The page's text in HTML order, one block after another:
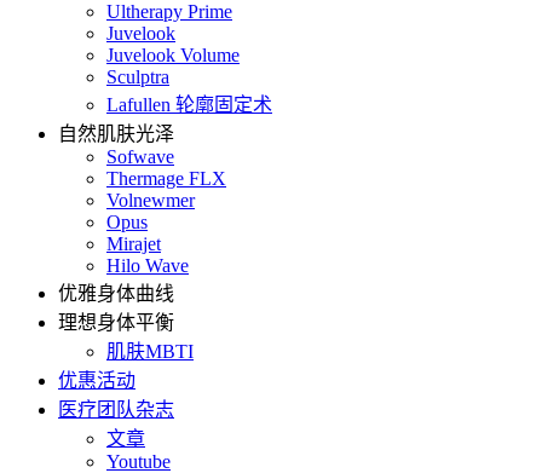
Ultherapy Prime
Juvelook
Juvelook Volume
Sculptra
Lafullen 轮廓固定术
自然肌肤光泽
Sofwave
Thermage FLX
Volnewmer
Opus
Mirajet
Hilo Wave
优雅身体曲线
理想身体平衡
肌肤MBTI
优惠活动
医疗团队杂志
文章
Youtube